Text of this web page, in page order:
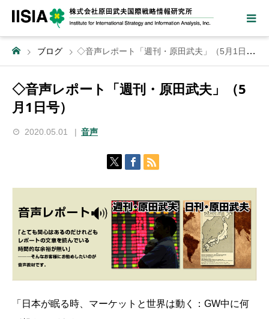
ブログ ◇音声レポート「週刊・原田武夫」（5月1日号）
◇音声レポート「週刊・原田武夫」（5
月1日号）
2020.05.01 音声
「日本が眠る時、マーケットと世界は動く：GW中に何